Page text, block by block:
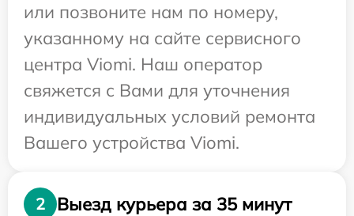
или позвоните нам по номеру,
указанному на сайте сервисного
центра Viomi. Наш оператор
свяжется с Вами для уточнения
индивидуальных условий ремонта
Вашего устройства Viomi.
2
Выезд курьера за 35 минут